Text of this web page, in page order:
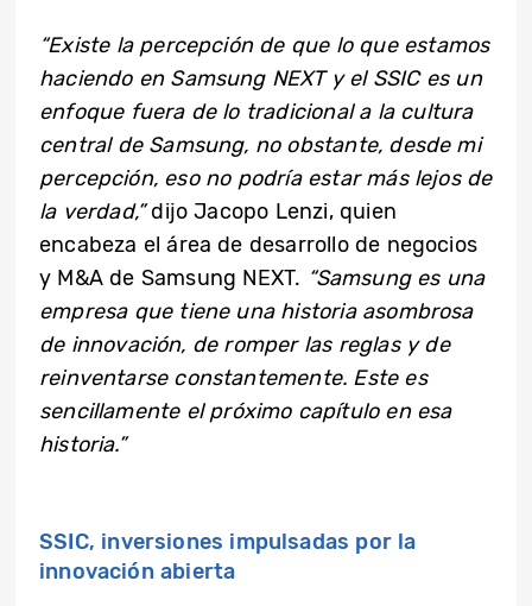
“Existe la percepción de que lo que estamos
haciendo en Samsung NEXT y el SSIC es un
enfoque fuera de lo tradicional a la cultura
central de Samsung, no obstante, desde mi
percepción, eso no podría estar más lejos de
la verdad,”dijo Jacopo Lenzi, quien
encabeza el área de desarrollo de negocios
y M&A de Samsung NEXT. “Samsung es una
empresa que tiene una historia asombrosa
de innovación, de romper las reglas y de
reinventarse constantemente. Este es
sencillamente el próximo capítulo en esa
historia.”
SSIC, inversiones impulsadas por la
innovación abierta